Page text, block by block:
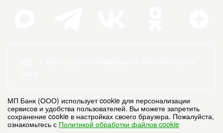
МП Банк (ООО) использует cookie для персонализации
сервисов и удобства пользователей. Вы можете запретить
сохранение cookie в настройках своего браузера. Пожалуйста,
ознакомьтесь с Политикой обработки файлов cookie